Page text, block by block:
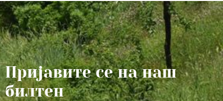
Пријавите се на наш
билтен